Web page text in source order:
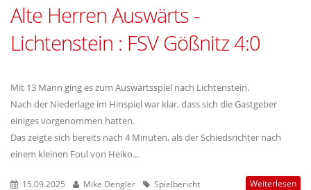
Alte Herren Auswärts -
Lichtenstein : FSV Gößnitz 4:0
Mit 13 Mann ging es zum Auswärtsspiel nach Lichtenstein.
Nach der Niederlage im Hinspiel war klar, dass sich die Gastgeber
einiges vorgenommen hatten.
Das zeigte sich bereits nach 4 Minuten, als der Schiedsrichter nach
einem kleinen Foul von Heiko...
15.09.2025 Mike Dengler Spielbericht Weiterlesen